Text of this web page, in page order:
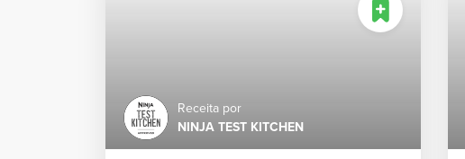
Receita por
NINJA TEST KITCHEN